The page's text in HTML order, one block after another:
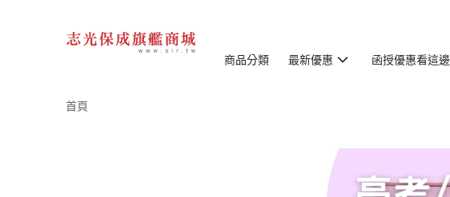
商品分類 最新優惠 函授優惠看這邊
首頁